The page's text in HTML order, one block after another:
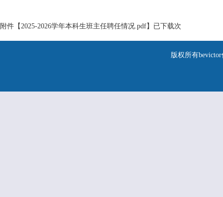
附件【2025-2026学年本科生班主任聘任情况.pdf】已下载次
版权所有